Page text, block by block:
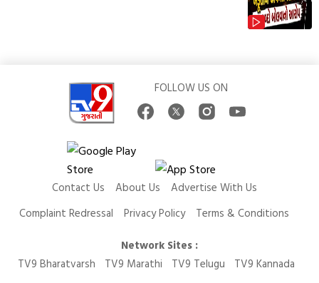
FOLLOW US ON
Contact Us About Us
Advertise With Us
Complaint Redressal
Privacy Policy
Terms & Conditions
Network Sites :
TV9 Bharatvarsh
TV9 Marathi TV9 Telugu
TV9 Kannada